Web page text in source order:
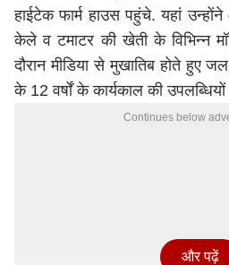
हाईटेक फार्म हाउस पहुंचे. यहां
केले व टमाटर की खेती के विभिन्न
दौरान मीडिया से मुखातिब होते हुए
के 12 वर्षों के कार्यकाल की उपलब्धियों
Continues below
और पढ़ें